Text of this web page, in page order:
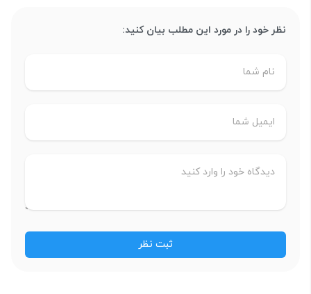
نظر خود را در مورد این مطلب بیان کنید: